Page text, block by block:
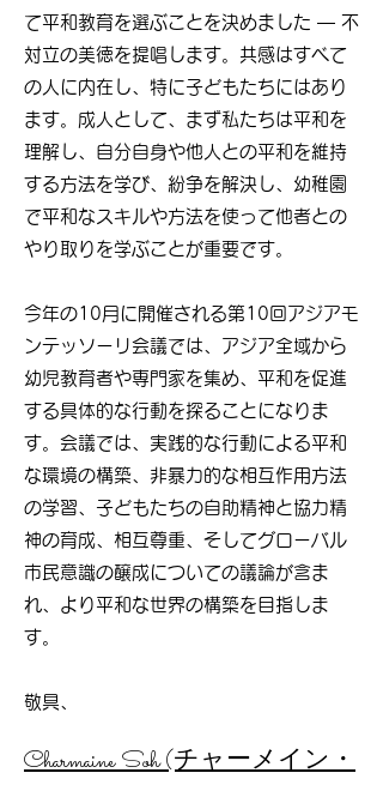
て平和教育を選ぶことを決めました — 不
対立の美徳を提唱します。共感はすべて
の人に内在し、特に子どもたちにはあり
ます。成人として、まず私たちは平和を
理解し、自分自身や他人との平和を維持
する方法を学び、紛争を解決し、幼稚園
で平和なスキルや方法を使って他者との
やり取りを学ぶことが重要です。
今年の10月に開催される第10回アジアモ
ンテッソーリ会議では、アジア全域から
幼児教育者や専門家を集め、平和を促進
する具体的な行動を探ることになりま
す。会議では、実践的な行動による平和
な環境の構築、非暴力的な相互作用方法
の学習、子どもたちの自助精神と協力精
神の育成、相互尊重、そしてグローバル
市民意識の醸成についての議論が含ま
れ、より平和な世界の構築を目指しま
す。
敬具、
Charmaine Soh (チャーメイン・